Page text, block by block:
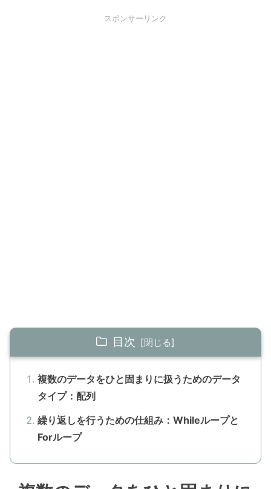
スポンサーリンク
目次
複数のデータをひと固まりに扱うためのデータ
タイプ：配列
繰り返しを行うための仕組み：Whileループと
Forループ